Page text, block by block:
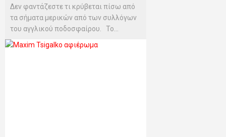
Δεν φαντάζεστε τι κρύβεται πίσω από
τα σήματα μερικών από των συλλόγων
του αγγλικού ποδοσφαίρου. Το...